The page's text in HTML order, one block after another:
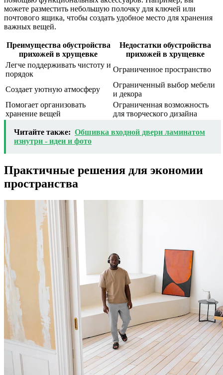
можете разместить небольшую полочку для ключей или
почтового ящика, чтобы создать удобное место для хранения
важных вещей.
Преимущества обустройства
прихожей в хрущевке
Недостатки обустройства
прихожей в хрущевке
Легче поддерживать чистоту и
порядок
Ограниченное пространство
Создает уютную атмосферу
Ограниченный выбор мебели
и декора
Помогает организовать
хранение вещей
Ограниченная возможность
для творческого дизайна
Читайте также: Обшивка входной двери ламинатом
изнутри - идеи и фото
Практичные решения для экономии
пространства